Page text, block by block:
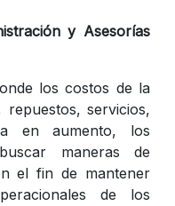
y Asesorías
los costos de la
servicios,
en aumento, los
maneras de
el fin de mantener
de los